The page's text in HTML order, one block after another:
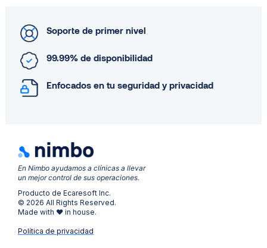
Soporte de primer nivel
99.99% de disponibilidad
Enfocados en tu seguridad y privacidad
En Nimbo ayudamos a clínicas a llevar
un mejor control de sus operaciones.
Producto de Ecaresoft Inc.
© 2026 All Rights Reserved.
Made with ❤ in house.
Política de privacidad